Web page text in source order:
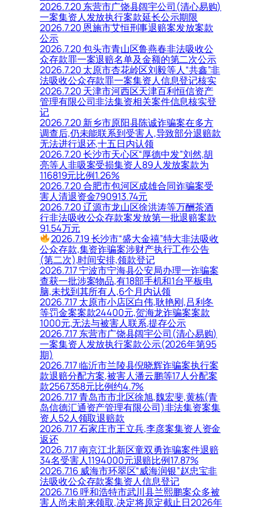
2026.7.20 东营市广饶县阔宇公司(清心易购)
一案集资人发放执行案款延长公示期限
2026.7.20 恩施市艾恒刑事退赔案发放案款
公示
2026.7.20 包头市青山区鲁燕春非法吸收公
众存款罪一案退赔名单及金额的第二次公示
2026.7.20 太原市杏花岭区刘毅等人“共鑫”非
法吸收公众存款罪一案集资人信息登记核实
2026.7.20 天津市河西区天津百利恒信资产
管理有限公司非法集资相关案件信息核实登
记
2026.7.20 新乡市原阳县陈诚诈骗案在多方
调查后,仍未能联系到受害人,导致部分退赔款
无法进行退还,十五日内认领
2026.7.20 长沙市天心区“厚德中发”刘然,胡
亮等人非吸案受损集资人89人发放案款为
116819元比例1.26%
2026.7.20 合肥市包河区成雄合同诈骗案受
害人清退资金790913.74元
2026.7.20 辽源市龙山区徐洪涛等万酬茶酒
行非法吸收公众存款案发放第一批退赔案款
91.54万元
2026.7.19 长沙市“盛大金禧”特大非法吸收
公众存款,集资诈骗案涉财产执行工作公告
(第二次),时间安排,领款登记
2026.7.17 宁波市宁海县公安局办理一诈骗案
查获一批涉案物品,有18部手机和1台平板电
脑,未找到其所有人,6个月内认领
2026.7.17 太原市小店区白伟,耿艳刚,吕利冬
等罚金案案款24400元,贺海龙诈骗案案款
1000元,无法与被害人联系,提存公示
2026.7.17 东营市广饶县阔宇公司(清心易购)
一案集资人发放执行案款公示(2026年第95
期)
2026.7.17 临沂市兰陵县倪晓辉诈骗案执行案
款退赔分配方案,被害人潘云鹏等17人分配案
款2567358元比例约4.7%
2026.7.17 青岛市市北区徐旭,魏宏斐,黄栋(青
岛信德汇通资产管理有限公司)非法集资案集
资人52人领取退赔款
2026.7.17 石家庄市王立兵,李彦案集资人资金
返还
2026.7.17 南京江北新区童双勇诈骗案件退赔
34名受害人1194000元退赔比例17.87%
2026.7.16 威海市环翠区“威海润银”赵忠宝非
法吸收公众存款案集资人信息登记
2026.7.16 呼和浩特市武川县兰熙鹏案众多被
害人尚未前来领取,决定将原定截止日2026年